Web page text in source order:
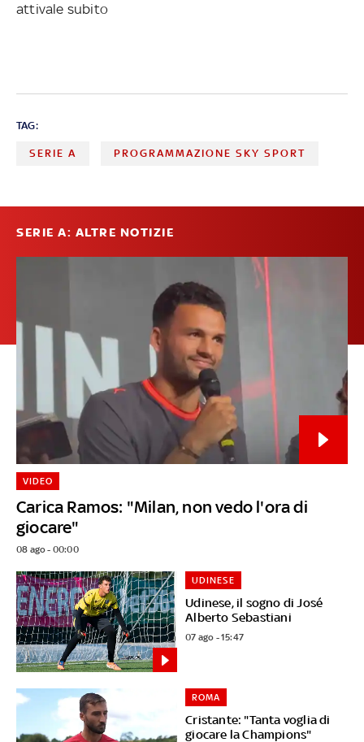
attivale subito
TAG:
SERIE A PROGRAMMAZIONE SKY SPORT
SERIE A: ALTRE NOTIZIE
Carica Ramos: "Milan, non vedo l'ora di
giocare"
VIDEO
08 ago - 00:00
Udinese, il sogno di José
Alberto Sebastiani
UDINESE
07 ago - 15:47
Cristante: "Tanta voglia di
giocare la Champions"
ROMA